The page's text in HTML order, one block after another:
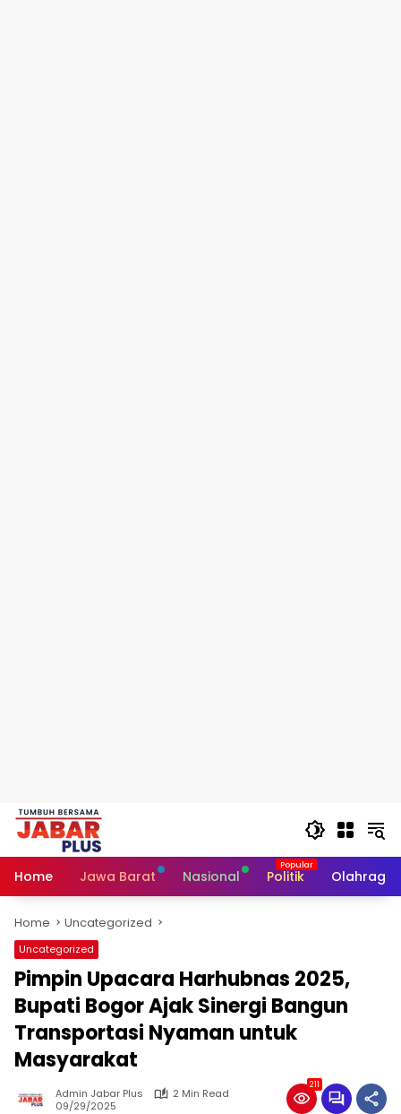
Skip
Home
Jawa Barat Nasional Politik Olahraga
Home Uncategorized
Uncategorized
Pimpin Upacara Harhubnas 2025,
Bupati Bogor Ajak Sinergi Bangun
Transportasi Nyaman untuk
Masyarakat
Admin Jabar Plus
2 Min Read
09/29/2025
211